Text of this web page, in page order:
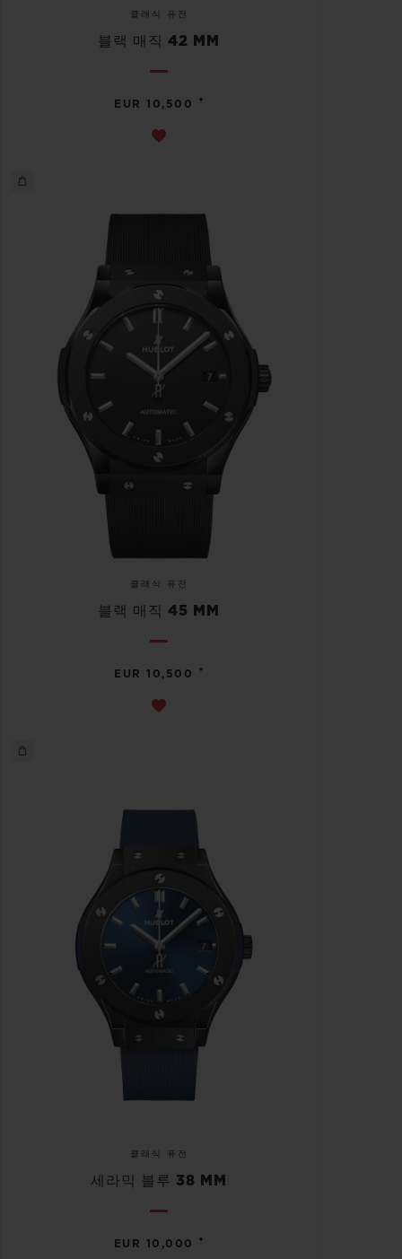
클래식 퓨전
블랙 매직 42 MM
EUR 10,500 •
클래식 퓨전
블랙 매직 45 MM
EUR 10,500 •
클래식 퓨전
세라믹 블루 38 MM
EUR 10,000 •